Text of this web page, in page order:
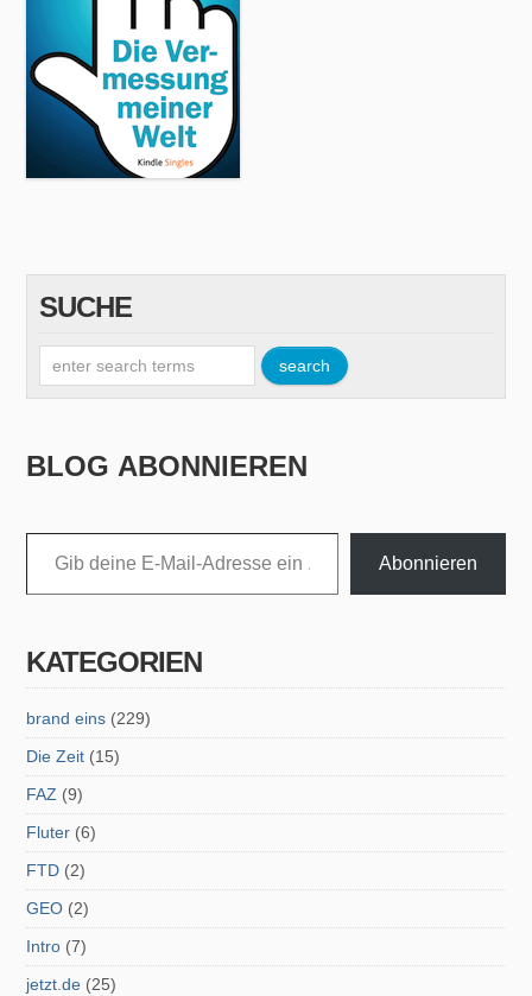
SUCHE
BLOG ABONNIEREN
Gib deine E-Mail-Adresse ein ...
Abonnieren
KATEGORIEN
brand eins (229)
Die Zeit (15)
FAZ (9)
Fluter (6)
FTD (2)
GEO (2)
Intro (7)
jetzt.de (25)